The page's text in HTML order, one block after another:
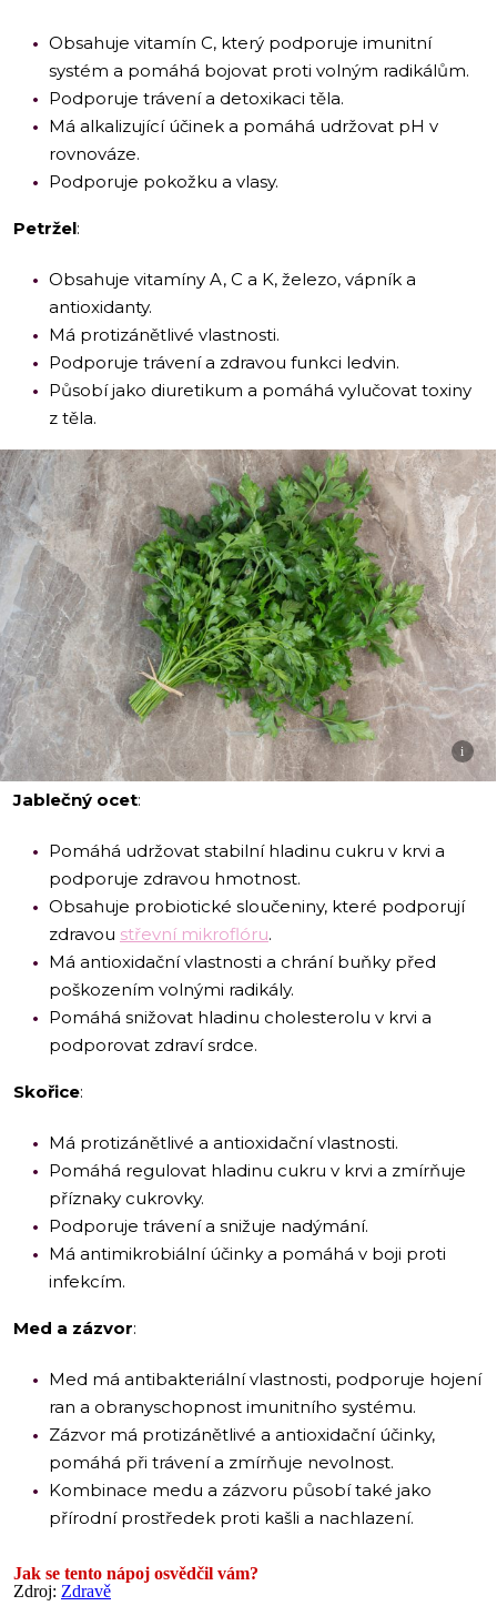
Obsahuje vitamín C, který podporuje imunitní
systém a pomáhá bojovat proti volným radikálům.
Podporuje trávení a detoxikaci těla.
Má alkalizující účinek a pomáhá udržovat pH v
rovnováze.
Podporuje pokožku a vlasy.
Petržel:
Obsahuje vitamíny A, C a K, železo, vápník a
antioxidanty.
Má protizánětlivé vlastnosti.
Podporuje trávení a zdravou funkci ledvin.
Působí jako diuretikum a pomáhá vylučovat toxiny
z těla.
i
Jablečný ocet:
Pomáhá udržovat stabilní hladinu cukru v krvi a
podporuje zdravou hmotnost.
Obsahuje probiotické sloučeniny, které podporují
zdravou střevní mikroflóru.
Má antioxidační vlastnosti a chrání buňky před
poškozením volnými radikály.
Pomáhá snižovat hladinu cholesterolu v krvi a
podporovat zdraví srdce.
Skořice:
Má protizánětlivé a antioxidační vlastnosti.
Pomáhá regulovat hladinu cukru v krvi a zmírňuje
příznaky cukrovky.
Podporuje trávení a snižuje nadýmání.
Má antimikrobiální účinky a pomáhá v boji proti
infekcím.
Med a zázvor:
Med má antibakteriální vlastnosti, podporuje hojení
ran a obranyschopnost imunitního systému.
Zázvor má protizánětlivé a antioxidační účinky,
pomáhá při trávení a zmírňuje nevolnost.
Kombinace medu a zázvoru působí také jako
přírodní prostředek proti kašli a nachlazení.
Jak se tento nápoj osvědčil vám?
Zdroj: Zdravě